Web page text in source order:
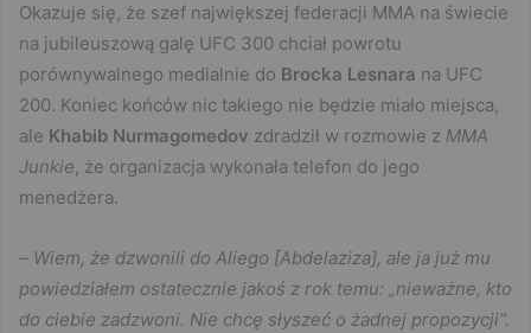
Okazuje się, że szef największej federacji MMA na świecie
na jubileuszową galę UFC 300 chciał powrotu
porównywalnego medialnie do Brocka Lesnara na UFC
200. Koniec końców nic takiego nie będzie miało miejsca,
ale Khabib Nurmagomedov zdradził w rozmowie z MMA
Junkie, że organizacja wykonała telefon do jego
menedżera.
– Wiem, że dzwonili do Aliego [Abdelaziza], ale ja już mu
powiedziałem ostatecznie jakoś z rok temu: „nieważne, kto
do ciebie zadzwoni. Nie chcę słyszeć o żadnej propozycji”.